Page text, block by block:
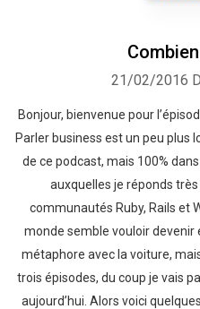
21/02/2016
Bonjour, bienvenue pour
Parler business est un peu plus
de ce podcast, mais 100%
auxquelles je réponds
communautés Ruby, Rails et
monde semble vouloir devenir
métaphore avec la voiture,
trois épisodes, du coup je vais
aujourd’hui. Alors voici